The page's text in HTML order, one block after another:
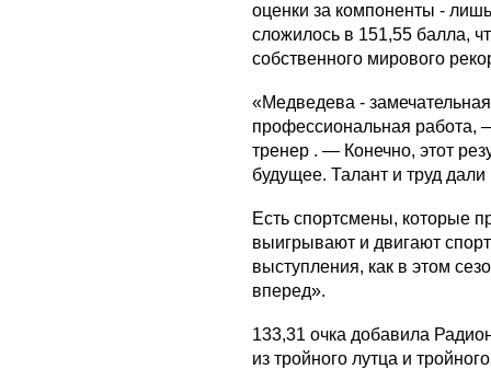
оценки за компоненты -
сложилось в 151,55 балла,
собственного мирового
«Медведева -
профессиональная работа,
тренер . — Конечно, этот
будущее. Талант и труд
Есть спортсмены, которые
выигрывают и двигают
выступления, как в этом
вперед».
133,31 очка добавила
из тройного лутца и